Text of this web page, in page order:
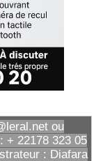
ou
+ 22178 323 05
: Diafara